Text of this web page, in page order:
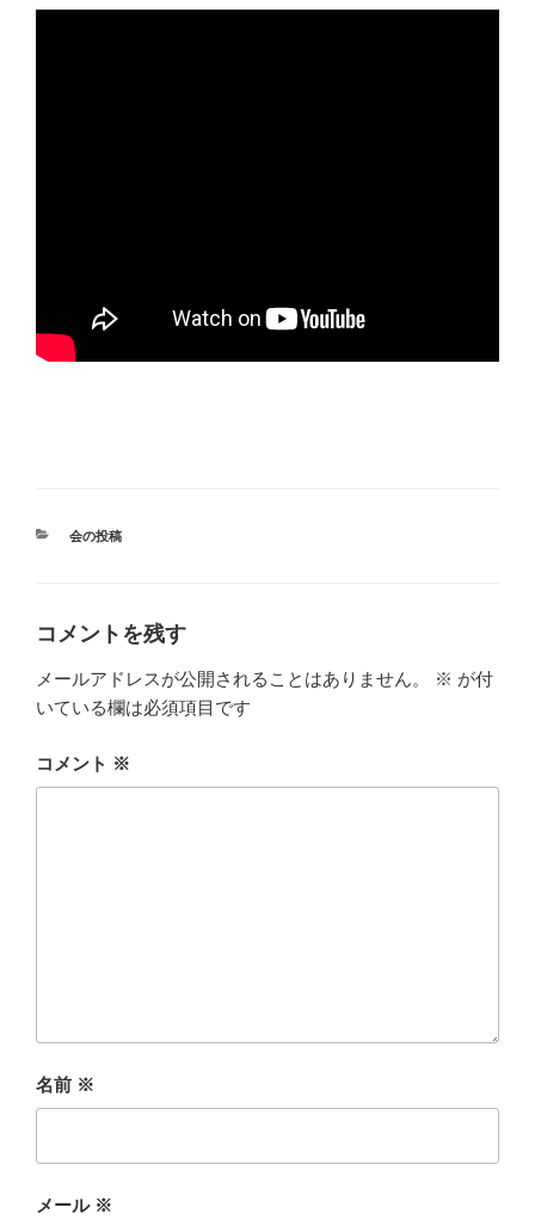
カ
会の投稿
コメントを残す
メールアドレスが公開されることはありません。 ※ が付
いている欄は必須項目です
コメント ※
名前 ※
メール ※